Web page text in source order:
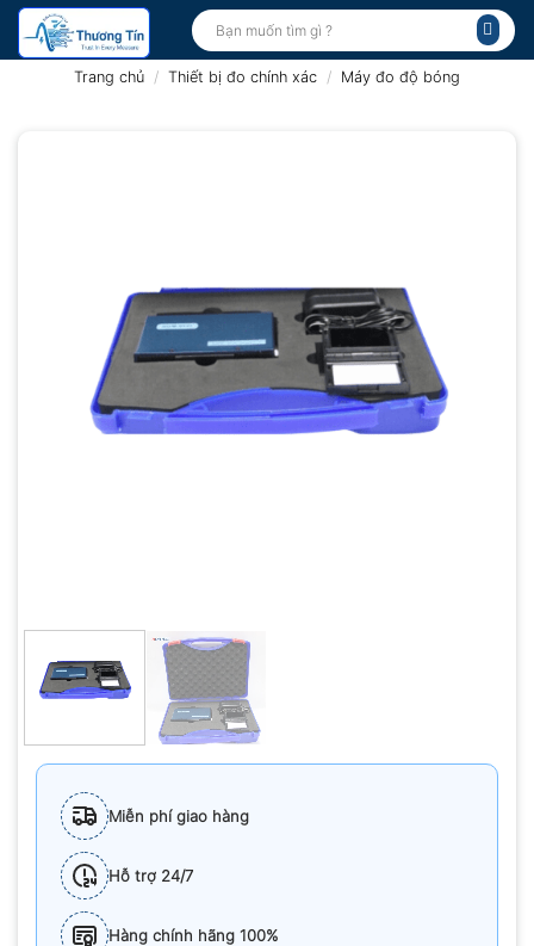
Bỏ
qua
Tìm
kiếm:
Trang chủ / Thiết bị đo chính xác / Máy đo độ bóng
Miễn phí giao hàng
Hỗ trợ 24/7
Hàng chính hãng 100%